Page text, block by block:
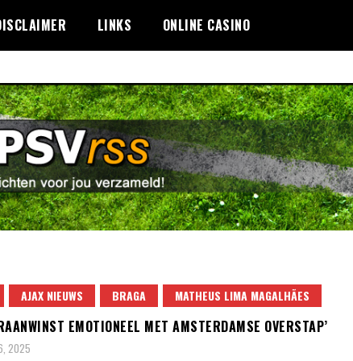
LINKS ONLINE CASINO
AJAX NIEUWS BRAGA MATHEUS LIMA MAGALHÃES
EMOTIONEEL MET AMSTERDAMSE OVERSTAP’
2025